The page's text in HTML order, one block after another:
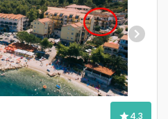
Next
4,3